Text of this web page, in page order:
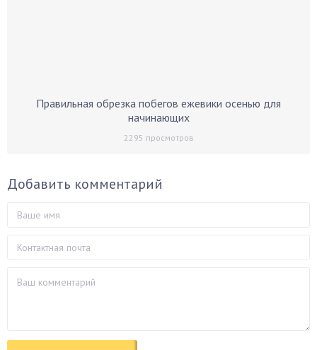
Правильная обрезка побегов ежевики осенью для
начинающих
2295 просмотров
Добавить комментарий